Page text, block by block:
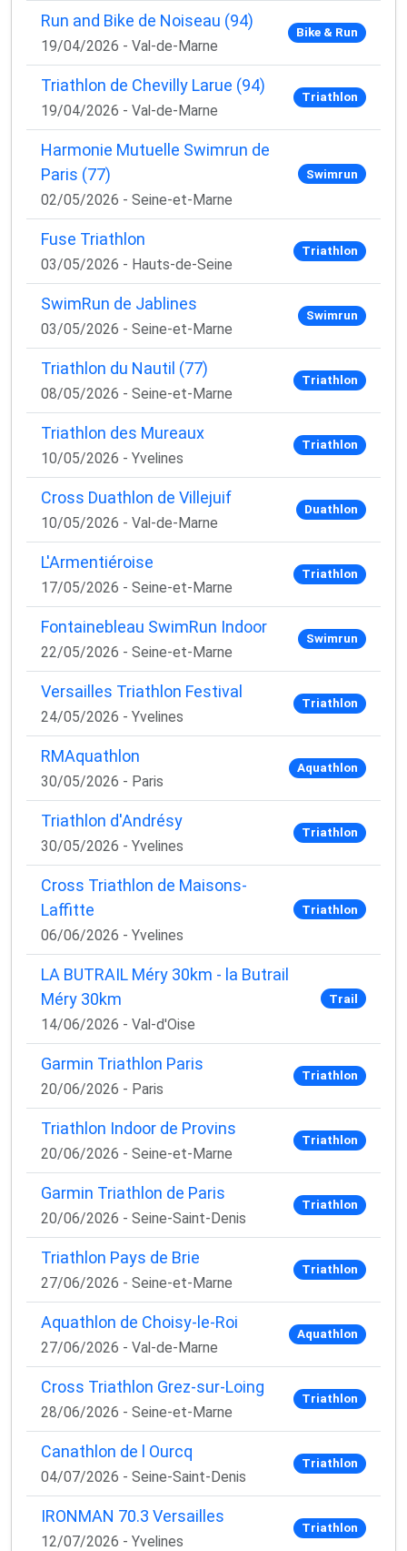
Run and Bike de Noiseau (94)
19/04/2026 - Val-de-Marne
Bike & Run
Triathlon de Chevilly Larue (94)
19/04/2026 - Val-de-Marne
Triathlon
Harmonie Mutuelle Swimrun de
Paris (77)
02/05/2026 - Seine-et-Marne
Swimrun
Fuse Triathlon
03/05/2026 - Hauts-de-Seine
Triathlon
SwimRun de Jablines
03/05/2026 - Seine-et-Marne
Swimrun
Triathlon du Nautil (77)
08/05/2026 - Seine-et-Marne
Triathlon
Triathlon des Mureaux
10/05/2026 - Yvelines
Triathlon
Cross Duathlon de Villejuif
10/05/2026 - Val-de-Marne
Duathlon
L'Armentiéroise
17/05/2026 - Seine-et-Marne
Triathlon
Fontainebleau SwimRun Indoor
22/05/2026 - Seine-et-Marne
Swimrun
Versailles Triathlon Festival
24/05/2026 - Yvelines
Triathlon
RMAquathlon
30/05/2026 - Paris
Aquathlon
Triathlon d'Andrésy
30/05/2026 - Yvelines
Triathlon
Cross Triathlon de Maisons-
Laffitte
06/06/2026 - Yvelines
Triathlon
LA BUTRAIL Méry 30km - la Butrail
Méry 30km
14/06/2026 - Val-d'Oise
Trail
Garmin Triathlon Paris
20/06/2026 - Paris
Triathlon
Triathlon Indoor de Provins
20/06/2026 - Seine-et-Marne
Triathlon
Garmin Triathlon de Paris
20/06/2026 - Seine-Saint-Denis
Triathlon
Triathlon Pays de Brie
27/06/2026 - Seine-et-Marne
Triathlon
Aquathlon de Choisy-le-Roi
27/06/2026 - Val-de-Marne
Aquathlon
Cross Triathlon Grez-sur-Loing
28/06/2026 - Seine-et-Marne
Triathlon
Canathlon de l Ourcq
04/07/2026 - Seine-Saint-Denis
Triathlon
IRONMAN 70.3 Versailles
12/07/2026 - Yvelines
Triathlon